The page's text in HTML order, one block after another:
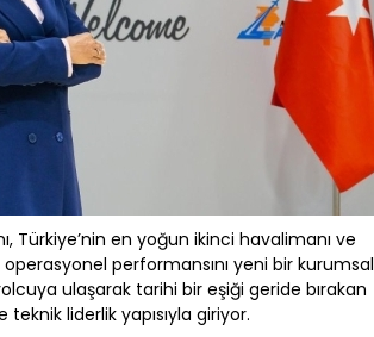
Türkiye’nin en yoğun ikinci havalimanı ve
operasyonel performansını yeni bir kurumsal
ulaşarak tarihi bir eşiği geride bırakan
liderlik yapısıyla giriyor.